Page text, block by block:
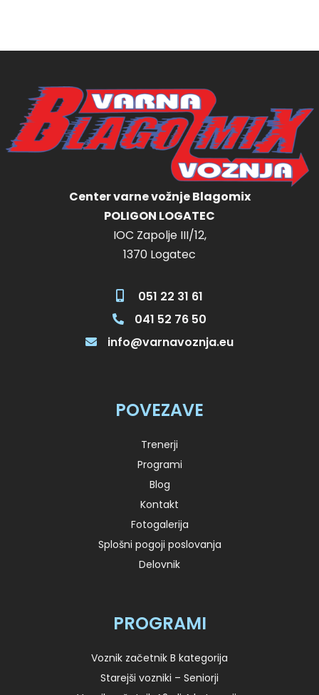
Center varne vožnje Blagomix
POLIGON LOGATEC
IOC Zapolje III/12,
1370 Logatec
051 22 31 61
041 52 76 50
info@varnavoznja.eu
POVEZAVE
Trenerji
Programi
Blog
Kontakt
Fotogalerija
Splošni pogoji poslovanja
Delovnik
PROGRAMI
Voznik začetnik B kategorija
Starejši vozniki – Seniorji